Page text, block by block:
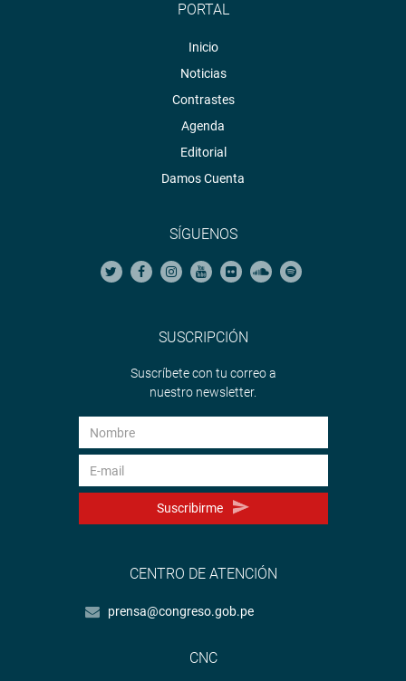
PORTAL
Inicio
Noticias
Contrastes
Agenda
Editorial
Damos Cuenta
SÍGUENOS
SUSCRIPCIÓN
Suscríbete con tu correo a
nuestro newsletter.
Suscribirme
CENTRO DE ATENCIÓN
prensa@congreso.gob.pe
CNC